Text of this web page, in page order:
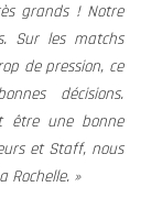
grands ! Notre
Sur les matchs
de pression, ce
décisions.
être une bonne
et Staff, nous
Rochelle. »